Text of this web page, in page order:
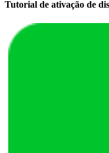
Tutorial de ativação de